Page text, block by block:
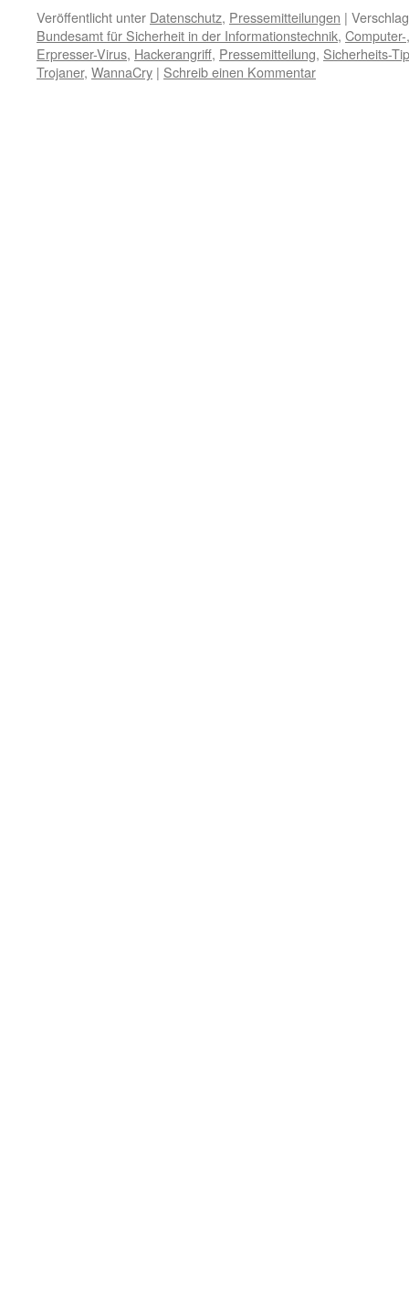
Veröffentlicht unter Datenschutz, Pressemitteilungen |
Bundesamt für Sicherheit in der Informationstechnik, Computer-
Erpresser-Virus, Hackerangriff, Pressemitteilung, Sicherheits-
Trojaner, WannaCry | Schreib einen Kommentar